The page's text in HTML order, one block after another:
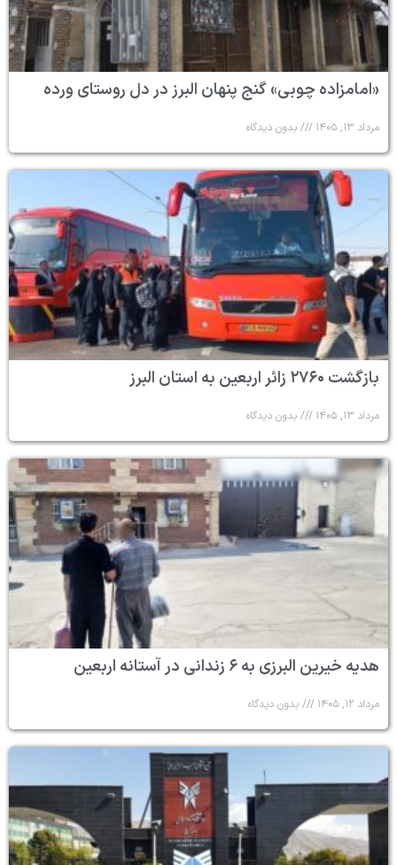
«امامزاده چوبی» گنج پنهان البرز در دل روستای ورده
مرداد ۱۳, ۱۴۰۵ بدون دیدگاه
بازگشت ۲۷۶۰ زائر اربعین به استان البرز
مرداد ۱۳, ۱۴۰۵ بدون دیدگاه
هدیه خیرین البرزی به ۶ زندانی در آستانه اربعین
مرداد ۱۲, ۱۴۰۵ بدون دیدگاه